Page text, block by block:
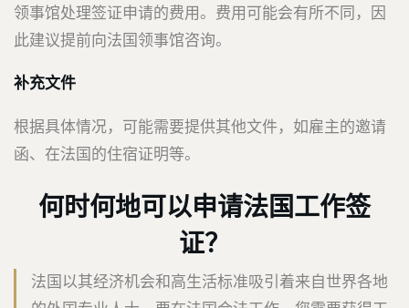
领事馆处理签证申请的费用。费用可能会有所不同，因
此建议提前向法国领事馆咨询。
补充文件
根据具体情况，可能需要提供其他文件，如雇主的邀请
函、在法国的住宿证明等。
何时何地可以申请法国工作签
证？
法国以其经济机会和高生活标准吸引着来自世界各地